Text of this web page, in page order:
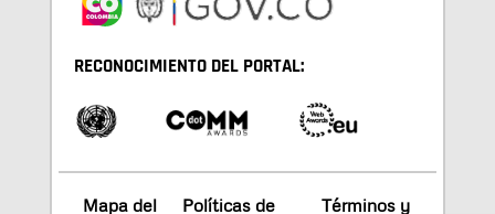
RECONOCIMIENTO DEL PORTAL:
Mapa del Políticas de Términos y